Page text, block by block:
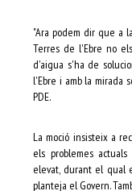
"Ara podem dir que a
Terres de l'Ebre no
d'aigua s'ha de
l'Ebre i amb la mirada
PDE.
La moció insisteix a
els problemes
elevat, durant el qual
planteja el Govern.